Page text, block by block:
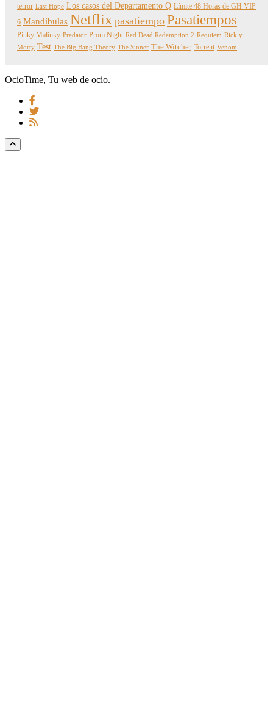
terror Last Hope Los casos del Departamento Q Límite 48 Horas de GH VIP
6 Mandíbulas Netflix pasatiempo Pasatiempos
Pinky Malinky Predator Prom Night Red Dead Redemption 2 Requiem Rick y
Morty Test The Big Bang Theory The Sinner The Witcher Torrent Venom
OcioTime, Tu web de ocio.